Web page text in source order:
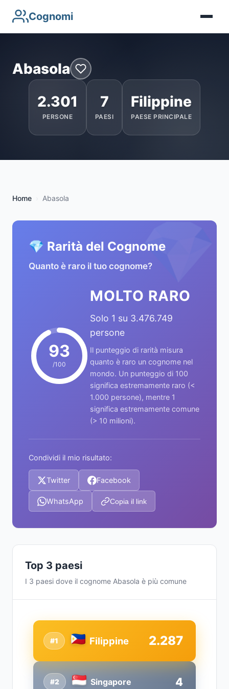
Cognomi
Abasola
2.301
PERSONE
7
PAESI
Filippine
PAESE PRINCIPALE
Home Abasola
💎
💎 Rarità del Cognome
Quanto è raro il tuo cognome?
93
/100
MOLTO RARO
Solo 1 su 3.476.749
persone
Il punteggio di rarità misura
quanto è raro un cognome nel
mondo. Un punteggio di 100
significa estremamente raro (<
1.000 persone), mentre 1
significa estremamente comune
(> 10 milioni).
Condividi il mio risultato:
Twitter Facebook
WhatsApp Copia il link
Top 3 paesi
I 3 paesi dove il cognome Abasola è più comune
#2 Singapore 4
#1 Filippine 2.287